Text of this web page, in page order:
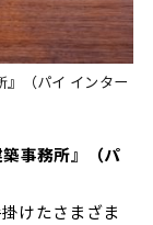
』（パイ インター
事務所』（パ
けたさまざま